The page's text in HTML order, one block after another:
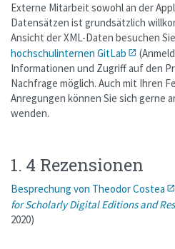
Externe Mitarbeit sowohl an der
Datensätzen ist grundsätzlich
Ansicht der XML-Daten besuchen
hochschulinternen GitLab
Informationen und Zugriff auf den
Nachfrage möglich. Auch mit Ihren
Anregungen können Sie sich gerne
wenden.
1. 4 Rezensionen
Besprechung von Theodor Costea
for Scholarly Digital Editions and
2020)